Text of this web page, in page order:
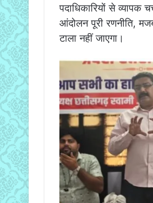
पदाधिकारियों से व्यापक
आंदोलन पूरी रणनीति,
टाला नहीं जाएगा।